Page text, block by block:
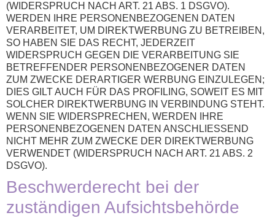
(WIDERSPRUCH NACH ART. 21 ABS. 1 DSGVO).
WERDEN IHRE PERSONENBEZOGENEN DATEN
VERARBEITET, UM DIREKTWERBUNG ZU BETREIBEN,
SO HABEN SIE DAS RECHT, JEDERZEIT
WIDERSPRUCH GEGEN DIE VERARBEITUNG SIE
BETREFFENDER PERSONENBEZOGENER DATEN
ZUM ZWECKE DERARTIGER WERBUNG EINZULEGEN;
DIES GILT AUCH FÜR DAS PROFILING, SOWEIT ES MIT
SOLCHER DIREKTWERBUNG IN VERBINDUNG STEHT.
WENN SIE WIDERSPRECHEN, WERDEN IHRE
PERSONENBEZOGENEN DATEN ANSCHLIESSEND
NICHT MEHR ZUM ZWECKE DER DIREKTWERBUNG
VERWENDET (WIDERSPRUCH NACH ART. 21 ABS. 2
DSGVO).
Beschwerde­recht bei der
zuständigen Aufsichts­behörde